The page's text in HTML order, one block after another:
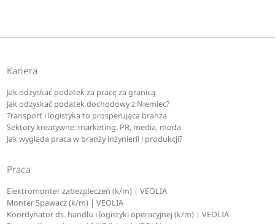
Kariera
Jak odzyskać podatek za pracę za granicą
Jak odzyskać podatek dochodowy z Niemiec?
Transport i logistyka to prosperująca branża
Sektory kreatywne: marketing, PR, media, moda
Jak wygląda praca w branży inżynierii i produkcji?
Praca
Elektromonter zabezpieczeń (k/m) | VEOLIA
Monter Spawacz (k/m) | VEOLIA
Koordynator ds. handlu i logistyki operacyjnej (k/m) | VEOLIA